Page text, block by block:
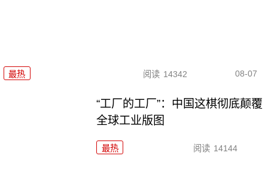
最热 阅读 14342 08-07
“工厂的工厂”：中国这棋彻底颠覆
全球工业版图
最热 阅读 14144